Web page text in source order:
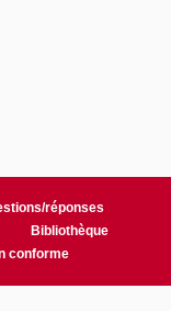
réponses
Bibliothèque
conforme